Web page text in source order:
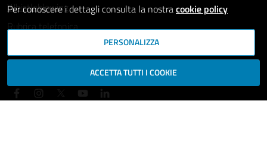
Whistleblowing
Rubrica telefonica
SEGUICI SU
Per conoscere i dettagli consulta la nostracookie policy
PERSONALIZZA
ACCETTA TUTTI I COOKIE